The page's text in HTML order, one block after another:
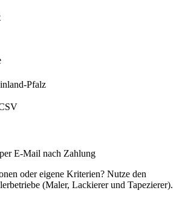
Pfalz
E-Mail nach Zahlung
oder eigene Kriterien? Nutze den
(Maler, Lackierer und Tapezierer).